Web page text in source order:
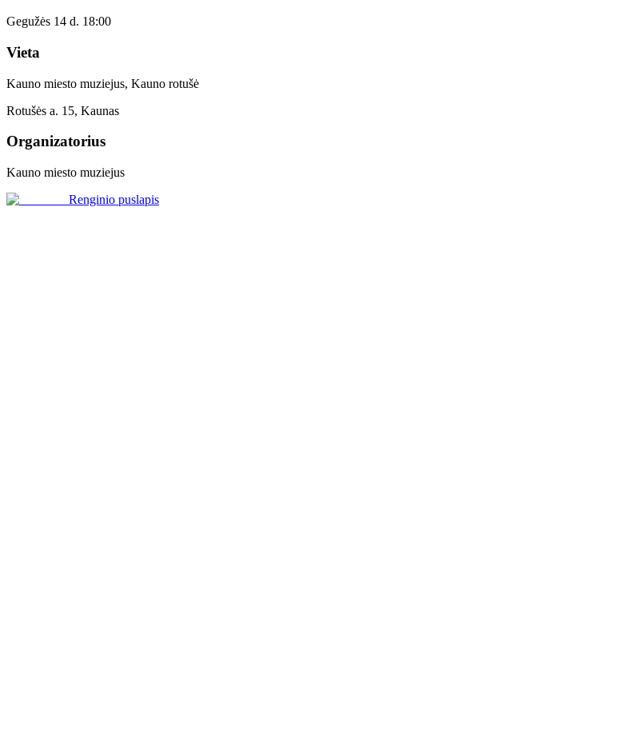
Gegužės 14 d. 18:00
Vieta
Kauno miesto muziejus, Kauno rotušė
Rotušės a. 15, Kaunas
Organizatorius
Kauno miesto muziejus
Renginio puslapis